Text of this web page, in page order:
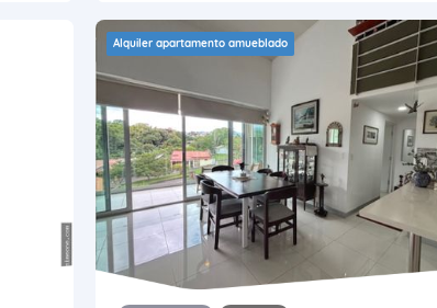
Alquiler apartamento amueblado